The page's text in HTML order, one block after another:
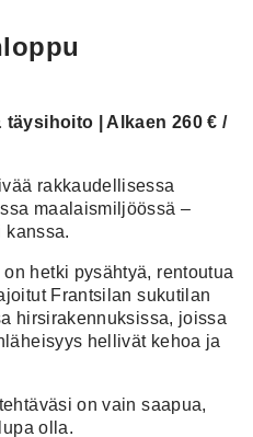
täysihoito | Alkaen 260 € /
rakkaudellisessa
maalaismiljöössä –
kanssa.
hetki pysähtyä, rentoutua
Frantsilan sukutilan
hirsirakennuksissa, joissa
hellivät kehoa ja
on vain saapua,
olla.